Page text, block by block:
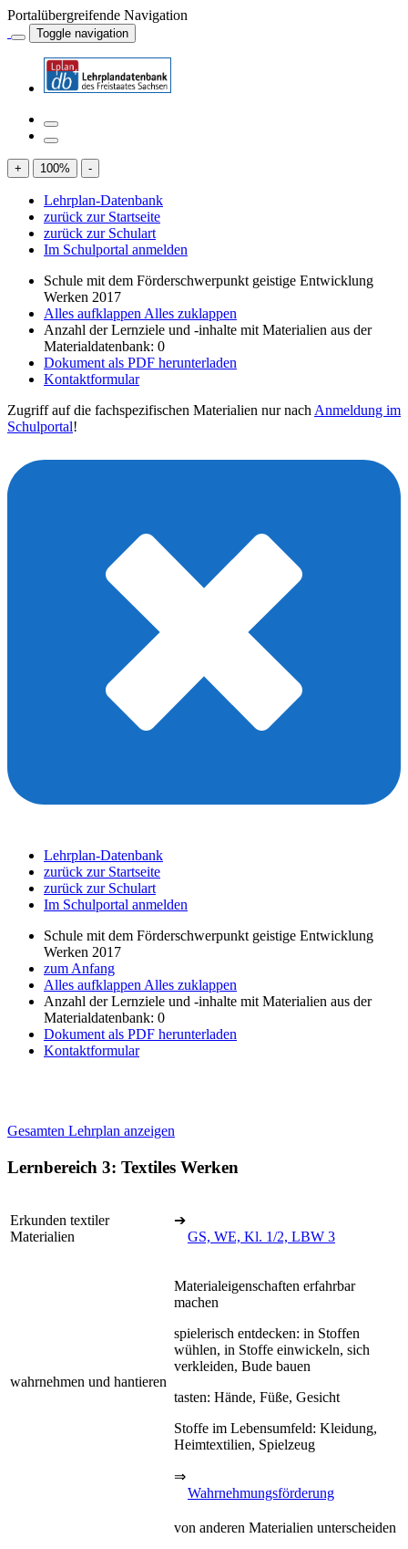
Portalübergreifende Navigation
Toggle navigation
+ 100% -
Lehrplan-Datenbank
zurück zur Startseite
zurück zur Schulart
Im Schulportal anmelden
Schule mit dem Förderschwerpunkt geistige Entwicklung
Werken 2017
Alles aufklappen Alles zuklappen
Anzahl der Lernziele und -inhalte mit Materialien aus der
Materialdatenbank: 0
Dokument als PDF herunterladen
Kontaktformular
Zugriff auf die fachspezifischen Materialien nur nach Anmeldung im
Schulportal!
Lehrplan-Datenbank
zurück zur Startseite
zurück zur Schulart
Im Schulportal anmelden
Schule mit dem Förderschwerpunkt geistige Entwicklung
Werken 2017
zum Anfang
Alles aufklappen Alles zuklappen
Anzahl der Lernziele und -inhalte mit Materialien aus der
Materialdatenbank: 0
Dokument als PDF herunterladen
Kontaktformular
Gesamten Lehrplan anzeigen
Lernbereich 3: Textiles Werken
Erkunden textiler
Materialien
➔
GS, WE, Kl. 1/2, LBW 3
wahrnehmen und hantieren
Materialeigenschaften erfahrbar
machen
spielerisch entdecken: in Stoffen
wühlen, in Stoffe einwickeln, sich
verkleiden, Bude bauen
tasten: Hände, Füße, Gesicht
Stoffe im Lebensumfeld: Kleidung,
Heimtextilien, Spielzeug
⇒
Wahrnehmungsförderung
von anderen Materialien unterscheiden